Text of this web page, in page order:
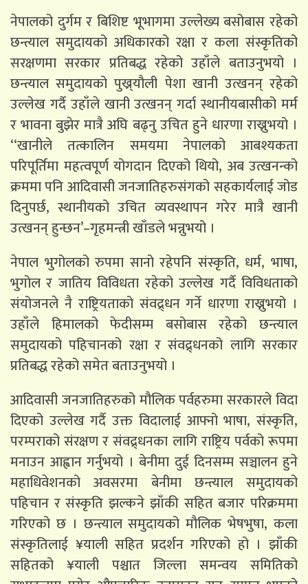
नेपालको दुर्गम र बिशिष्ट भूभागमा उल्लेख्य बसोबास रहेको
छन्त्याल समुदायको अधिकारको रक्षा र कला संस्कृतिको
सरक्षणमा सरकार प्रतिबद्ध रहेको उहाँले बताउनुभयो ।
छन्त्याल समुदायको पुख्र्यौली पेशा खानी उत्खनन् रहेको
उल्लेख गर्दै उहाँले खानी उत्खनन् गर्दा स्थानीयबासीको मर्म
र भावना बुझेर मात्रै अघि बढ्नु उचित हुने धारणा राख्नुभयो ।
‘‘खानीले तत्कालिन समयमा नेपालको आबश्यकता
परिपूर्तिमा महत्वपूर्ण योगदान दिएको थियो, अब उत्खनन्को
क्रममा पनि आदिवासी जनजातिहरुसंगको सहकार्यलाई जोड
दिनुपर्छ, स्थानीयको उचित व्यवस्थापन गरेर मात्रै खानी
उत्खनन् हुन्छन’–गृहमन्त्री खाँडले भन्नुभयो ।
नेपाल भुगोलको रुपमा सानो रहेपनि संस्कृति, धर्म, भाषा,
भुगोल र जातिय विविधता रहेको उल्लेख गर्दै विविधताको
संयोजनले नै राष्ट्रियताको संवद्र्धन गर्ने धारणा राख्नुभयो ।
उहाँले हिमालको फेदीसम्म बसोबास रहेको छन्त्याल
समुदायको पहिचानको रक्षा र संवद्र्धनको लागि सरकार
प्रतिबद्ध रहेको समेत बताउनुभयो ।
आदिवासी जनजातिहरुको मौलिक पर्वहरुमा सरकारले विदा
दिएको उल्लेख गर्दै उक्त विदालाई आफ्नो भाषा, संस्कृति,
परम्पराको संरक्षण र संवद्र्धनका लागि राष्ट्रिय पर्वको रूपमा
मनाउन आह्वान गर्नुभयो । बेनीमा दुई दिनसम्म सञ्चालन हुने
महाधिवेशनको अवसरमा बेनीमा छन्त्याल समुदायको
पहिचान र संस्कृति झल्कने झाँकी सहित बजार परिक्रममा
गरिएको छ । छन्त्याल समुदायको मौलिक भेषभुषा, कला
संस्कृतिलाई ¥याली सहित प्रदर्शन गरिएको हो । झाँकी
सहितको ¥याली पश्चात जिल्ला समन्वय समितिको